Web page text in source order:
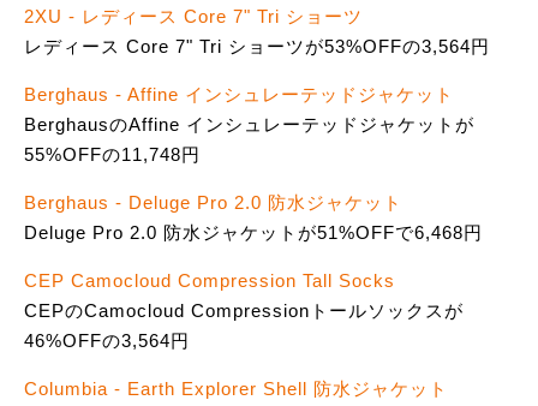
2XU - レディース Core 7" Tri ショーツ
レディース Core 7" Tri ショーツが53%OFFの3,564円
Berghaus - Affine インシュレーテッドジャケット
BerghausのAffine インシュレーテッドジャケットが
55%OFFの11,748円
Berghaus - Deluge Pro 2.0 防水ジャケット
Deluge Pro 2.0 防水ジャケットが51%OFFで6,468円
CEP Camocloud Compression Tall Socks
CEPのCamocloud Compressionトールソックスが
46%OFFの3,564円
Columbia - Earth Explorer Shell 防水ジャケット